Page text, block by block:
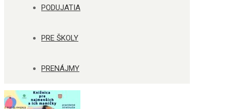
PODUJATIA
PRE ŠKOLY
PRENÁJMY